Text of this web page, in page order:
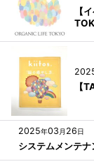
【
【
2025年03 月 26日
システムメンテナ